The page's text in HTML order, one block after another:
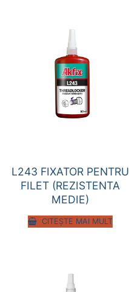
L243 FIXATOR PENTRU
FILET (REZISTENTA
MEDIE)
CITEȘTE MAI MULT